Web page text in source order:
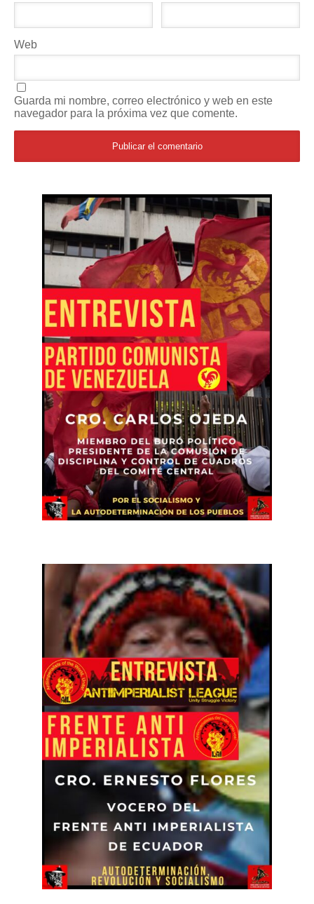
Web
Guarda mi nombre, correo electrónico y web en este
navegador para la próxima vez que comente.